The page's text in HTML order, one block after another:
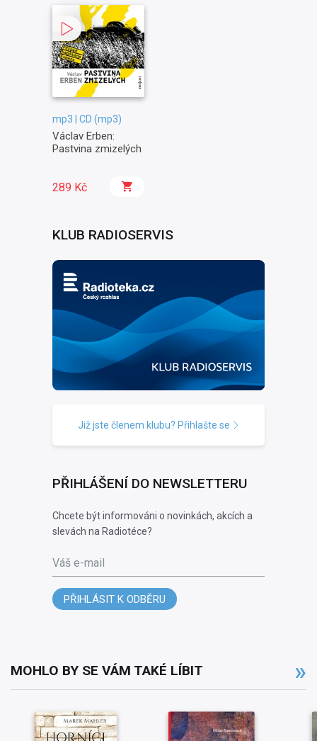
mp3 | CD (mp3)
Václav Erben:
Pastvina zmizelých
289 Kč
KLUB RADIOSERVIS
Již jste členem klubu? Přihlašte se
PŘIHLÁŠENÍ DO NEWSLETTERU
Chcete být informováni o novinkách, akcích a
slevách na Radiotéce?
Váš e-mail
PŘIHLÁSIT K ODBĚRU
MOHLO BY SE VÁM TAKÉ LÍBIT